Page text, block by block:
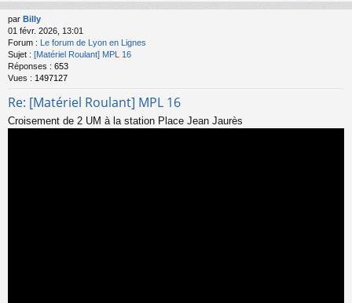
par Billy
01 févr. 2026, 13:01
Forum :
Le forum de Lyon en Lignes
Sujet : [Matériel Roulant] MPL 16
Réponses : 653
Vues : 1497127
Re: [Matériel Roulant] MPL 16
Croisement de 2 UM à la station Place Jean Jaurès